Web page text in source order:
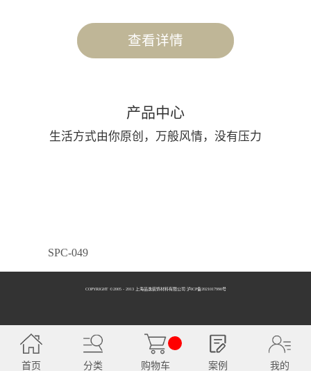
查看详情
产品中心
生活方式由你原创，万般风情，没有压力
SPC-049
SPC-050
COPYRIGHT ©2005 - 2013 上海品逸装饰材料有限公司 泸ICP备2021017990号
首页 分类 购物车 案例 我的